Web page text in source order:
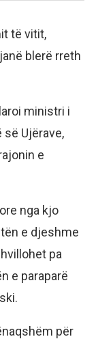
të vitit,
blerë rreth
ministri i
Ujërave,
e
nga kjo
e djeshme
pa
e paraparë
për